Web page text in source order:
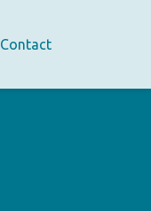
Contact